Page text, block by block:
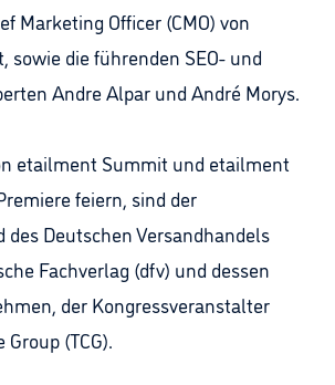
Marketing Officer (CMO) von
sowie die führenden SEO- und
Andre Alpar und André Morys.
etailment Summit und etailment
feiern, sind der
des Deutschen Versandhandels
Fachverlag (dfv) und dessen
der Kongressveranstalter
(TCG).